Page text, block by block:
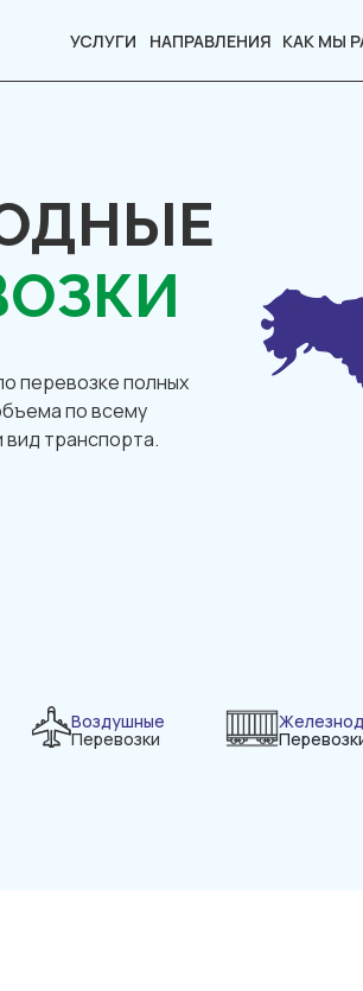
УСЛУГИ НАПРАВЛЕНИЯ КАК МЫ
перевозке полных
по всему
транспорта.
Воздушные
Перевозки